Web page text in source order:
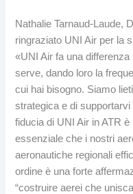
Nathalie Tarnaud-Laude,
ringraziato UNI Air per la
«UNI Air fa una
serve, dando loro la
cui hai bisogno. Siamo
strategica e di
fiducia di UNI Air in ATR
essenziale che i nostri
aeronautiche regionali
ordine è una forte
“costruire aerei che